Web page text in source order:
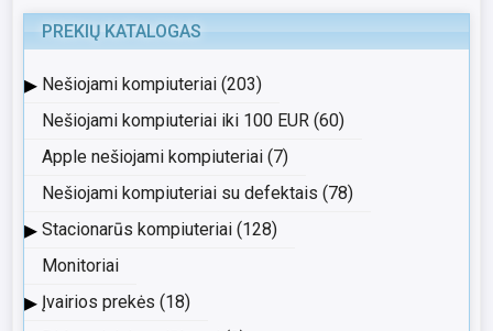
PREKIŲ KATALOGAS
▸ Nešiojami kompiuteriai (203)
Nešiojami kompiuteriai iki 100 EUR (60)
Apple nešiojami kompiuteriai (7)
Nešiojami kompiuteriai su defektais (78)
▸ Stacionarūs kompiuteriai (128)
Monitoriai
▸ Įvairios prekės (18)